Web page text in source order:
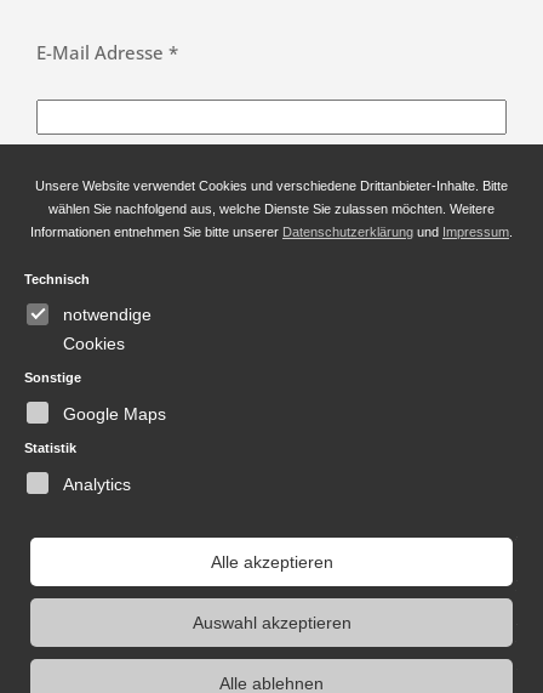
E-Mail Adresse *
Vorname
Nachname *
dieses
leer.
Ich habe die Datenschutzbestimmungen gelesen
und akzeptiert. *
Unsere Website verwendet Cookies und verschiedene Drittanbieter-Inhalte. Bitte
wählen Sie nachfolgend aus, welche Dienste Sie zulassen möchten. Weitere
Informationen entnehmen Sie bitte unserer Datenschutzerklärung und Impressum
Technisch
notwendige
Cookies
Sonstige
Google Maps
Statistik
Analytics
Alle akzeptieren
Auswahl akzeptieren
Alle ablehnen